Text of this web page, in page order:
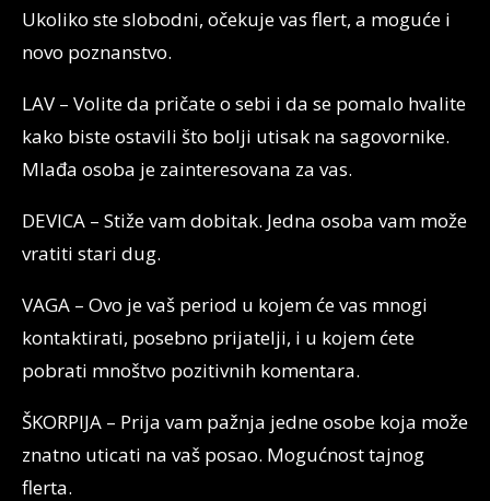
Ukoliko ste slobodni, očekuje vas flert, a moguće i
novo poznanstvo.
LAV – Volite da pričate o sebi i da se pomalo hvalite
kako biste ostavili što bolji utisak na sagovornike.
Mlađa osoba je zainteresovana za vas.
DEVICA – Stiže vam dobitak. Jedna osoba vam može
vratiti stari dug.
VAGA – Ovo je vaš period u kojem će vas mnogi
kontaktirati, posebno prijatelji, i u kojem ćete
pobrati mnoštvo pozitivnih komentara.
ŠKORPIJA – Prija vam pažnja jedne osobe koja može
znatno uticati na vaš posao. Mogućnost tajnog
flerta.